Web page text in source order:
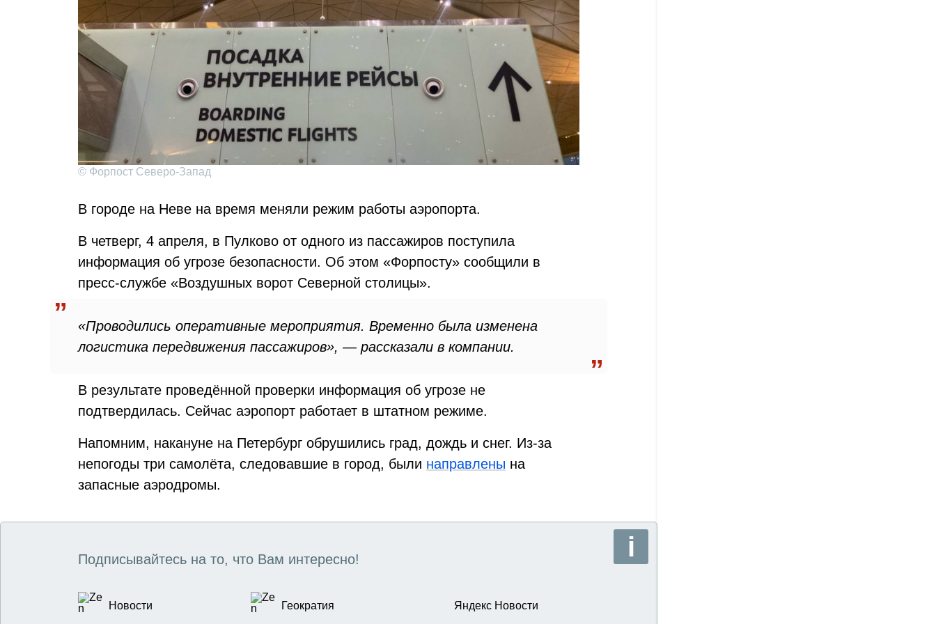
© Форпост Северо-Запад
В городе на Неве на время меняли режим работы аэропорта.
В четверг, 4 апреля, в Пулково от одного из пассажиров поступила
информация об угрозе безопасности. Об этом «Форпосту» сообщили в
пресс-службе «Воздушных ворот Северной столицы».
«Проводились оперативные мероприятия. Временно была изменена
логистика передвижения пассажиров», — рассказали в компании.
В результате проведённой проверки информация об угрозе не
подтвердилась. Сейчас аэропорт работает в штатном режиме.
Напомним, накануне на Петербург обрушились град, дождь и снег. Из-за
непогоды три самолёта, следовавшие в город, были направлены на
запасные аэродромы.
Подписывайтесь на то, что Вам интересно!
Новости Геократия Яндекс Новости